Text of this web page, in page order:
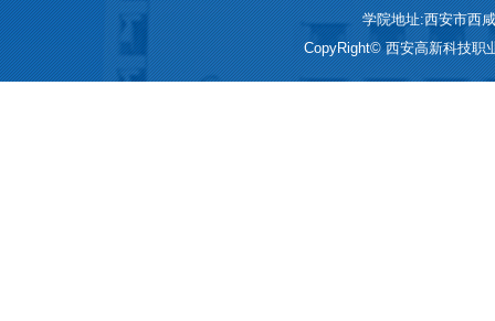
学院地址:西安市西
CopyRight© 西安高新科技职